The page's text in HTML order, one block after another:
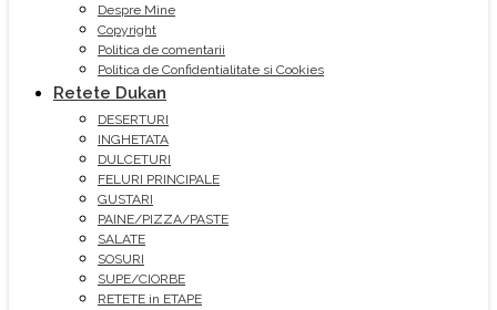
Despre Mine
Copyright
Politica de comentarii
Politica de Confidentialitate si Cookies
Retete Dukan
DESERTURI
INGHETATA
DULCETURI
FELURI PRINCIPALE
GUSTARI
PAINE/PIZZA/PASTE
SALATE
SOSURI
SUPE/CIORBE
RETETE in ETAPE